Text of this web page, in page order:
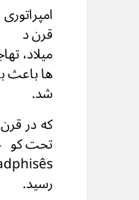
قرن
میلاد،
ها باعث
شد.
که در
تحت
رسید.